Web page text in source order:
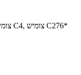
N10276, W.Nr: 2.4819, NiMo16Cr15W, צומיש C4, צומיש C276*